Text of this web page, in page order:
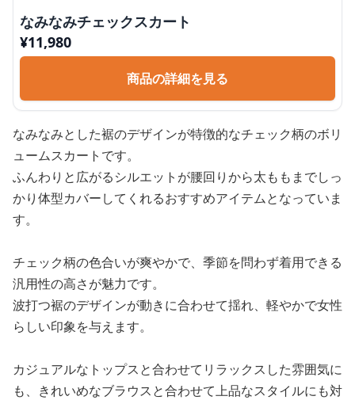
なみなみチェックスカート
¥11,980
商品の詳細を見る
なみなみとした裾のデザインが特徴的なチェック柄のボリ
ュームスカートです。
ふんわりと広がるシルエットが腰回りから太ももまでしっ
かり体型カバーしてくれるおすすめアイテムとなっていま
す。
チェック柄の色合いが爽やかで、季節を問わず着用できる
汎用性の高さが魅力です。
波打つ裾のデザインが動きに合わせて揺れ、軽やかで女性
らしい印象を与えます。
カジュアルなトップスと合わせてリラックスした雰囲気に
も、きれいめなブラウスと合わせて上品なスタイルにも対